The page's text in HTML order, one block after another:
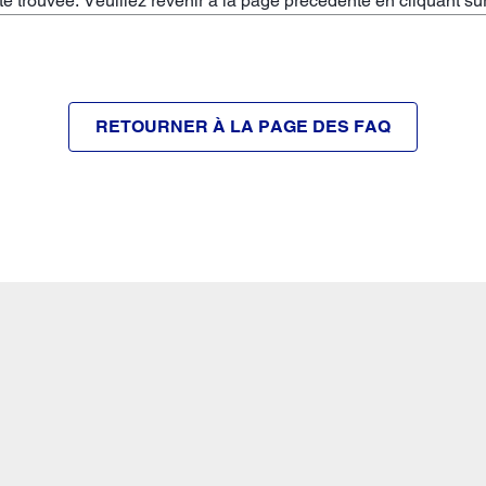
RETOURNER À LA PAGE DES FAQ